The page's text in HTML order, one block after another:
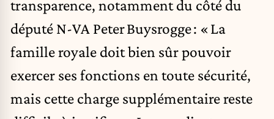
transparence, notamment du côté du
député N-VA Peter Buysrogge : « La
famille royale doit bien sûr pouvoir
exercer ses fonctions en toute sécurité,
mais cette charge supplémentaire reste